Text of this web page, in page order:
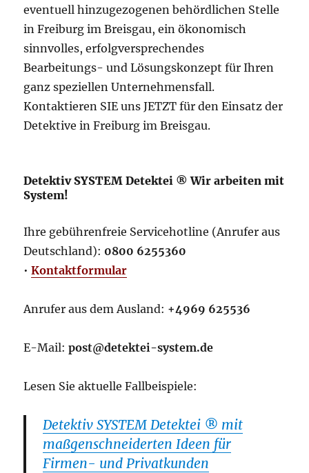
eventuell hinzugezogenen behördlichen Stelle
in Freiburg im Breisgau, ein ökonomisch
sinnvolles, erfolgversprechendes
Bearbeitungs- und Lösungskonzept für Ihren
ganz speziellen Unternehmensfall.
Kontaktieren SIE uns JETZT für den Einsatz der
Detektive in Freiburg im Breisgau.
Detektiv SYSTEM Detektei ® Wir arbeiten mit
System!
Ihre gebührenfreie Servicehotline (Anrufer aus
Deutschland): 0800 6255360
•Kontaktformular
Anrufer aus dem Ausland: +4969 625536
E-Mail:post@detektei-system.de
Lesen Sie aktuelle Fallbeispiele:
Detektiv SYSTEM Detektei ® mit
maßgenschneiderten Ideen für
Firmen- und Privatkunden